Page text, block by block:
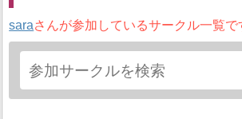
saraさんが参加しているサークル一覧で